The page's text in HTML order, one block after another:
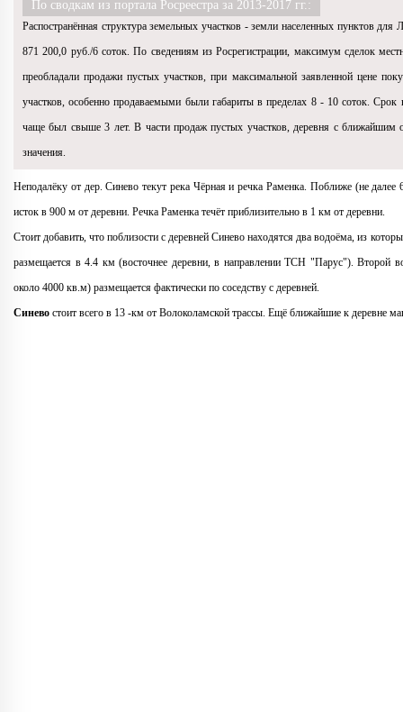
По сводкам из портала Росреестра за 2013-2017 гг.:
Распостранённая структура земельных участков - земли населенных пунктов
871 200,0 руб./6 соток. По сведениям из Росрегистрации, максимум сделок
преобладали продажи пустых участков, при максимальной заявленной цене
участков, особенно продаваемыми были габариты в пределах 8 - 10 соток.
чаще был свыше 3 лет. В части продаж пустых участков, деревня с ближайшим
значения.
Неподалёку от дер. Синево текут река Чёрная и речка Раменка. Поближе (не
исток в 900 м от деревни. Речка Раменка течёт приблизительно в 1 км от деревни.
Стоит добавить, что поблизости с деревней Синево находятся два водоёма, из
размещается в 4.4 км (восточнее деревни, в направлении ТСН "Парус"). Второй
около 4000 кв.м) размещается фактически по соседству с деревней.
Синево стоит всего в 13 -км от Волоколамской трассы. Ещё ближайшие к деревне